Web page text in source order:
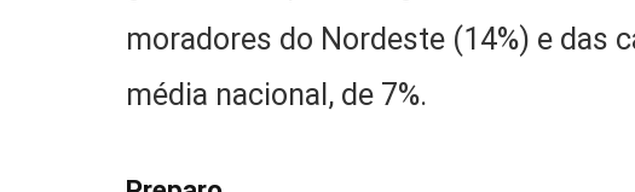
moradores do Nordeste (14%) e das
média nacional, de 7%.